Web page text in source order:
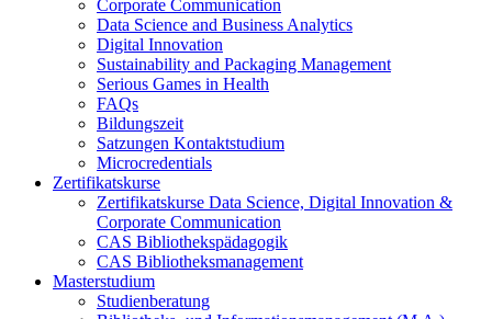
Corporate Communication
Data Science and Business Analytics
Digital Innovation
Sustainability and Packaging Management
Serious Games in Health
FAQs
Bildungszeit
Satzungen Kontaktstudium
Microcredentials
Zertifikatskurse
Zertifikatskurse Data Science, Digital Innovation &
Corporate Communication
CAS Bibliothekspädagogik
CAS Bibliotheksmanagement
Masterstudium
Studienberatung